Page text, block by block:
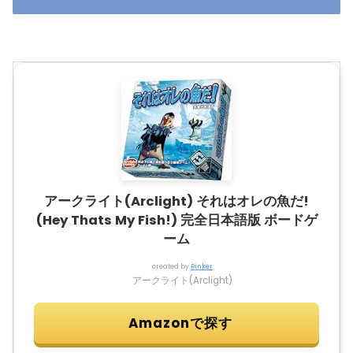
アークライト(Arclight) それはオレの魚だ!
(Hey Thats My Fish!) 完全日本語版 ボードゲ
ーム
created by Rinker
アークライト(Arclight)